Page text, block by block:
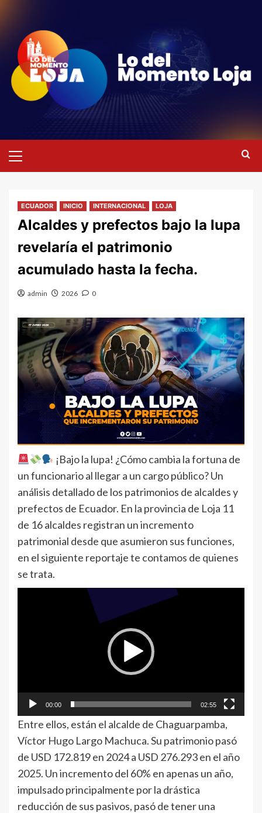
contenido
primario
ECUADOR INICIO INTERNACIONAL LOJA
Alcaldes y prefectos bajo la lupa
revelaría el patrimonio
acumulado hasta la fecha.
admin 2026 0
¡Bajo la lupa! ¿Cómo cambia la fortuna de
un funcionario al llegar a un cargo público? Un
análisis detallado de los patrimonios de alcaldes y
prefectos de Ecuador. En la provincia de Loja 11
de 16 alcaldes registran un incremento
patrimonial desde que asumieron sus funciones,
en el siguiente reportaje te contamos de quienes
se trata.
00:00 02:55
Entre ellos, están el alcalde de Chaguarpamba,
Víctor Hugo Largo Machuca. Su patrimonio pasó
de USD 172.819 en 2024 a USD 276.293 en el año
2025. Un incremento del 60% en apenas un año,
impulsado principalmente por la drástica
reducción de sus pasivos, pasó de tener una